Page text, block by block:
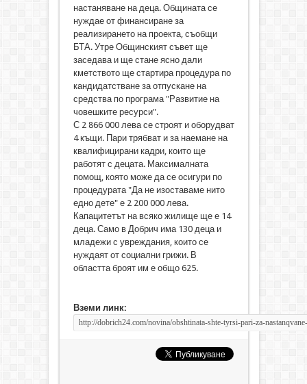
настаняване на деца. Общината се
нуждае от финансиране за
реализирането на проекта, съобщи
БТА. Утре Общинският съвет ще
заседава и ще стане ясно дали
кметството ще стартира процедура по
кандидатстване за отпускане на
средства по програма "Развитие на
човешките ресурси".
С 2 866 000 лева се строят и оборудват
4 къщи. Пари трябват и за наемане на
квалифицирани кадри, които ще
работят с децата. Максималната
помощ, която може да се осигури по
процедурата "Да не изоставаме нито
едно дете" е 2 200 000 лева.
Капацитетът на всяко жилище ще е 14
деца. Само в Добрич има 130 деца и
младежи с увреждания, които се
нуждаят от социални грижи. В
областта броят им е общо 625.
Вземи линк: